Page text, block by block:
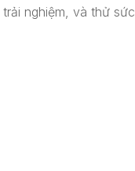
nghiệm, và thử sức